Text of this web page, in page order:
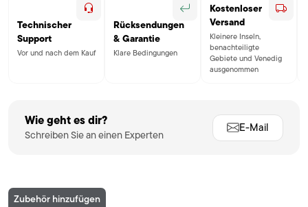
Technischer
Support
Vor und nach dem Kauf
Rücksendungen
& Garantie
Klare Bedingungen
Kostenloser
Versand
Kleinere Inseln,
benachteiligte
Gebiete und Venedig
ausgenommen
Wie geht es dir?
Schreiben Sie an einen Experten
E-Mail
Zubehör hinzufügen